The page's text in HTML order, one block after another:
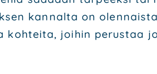
kan­nal­ta on
joi­hin perus­taa